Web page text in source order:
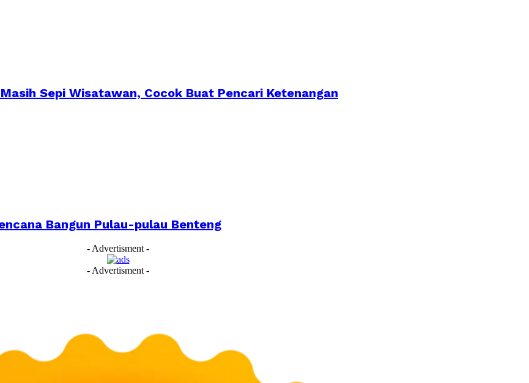
Sepi Wisatawan, Cocok Buat Pencari Ketenangan
Bangun Pulau-pulau Benteng
- Advertisment -
- Advertisment -